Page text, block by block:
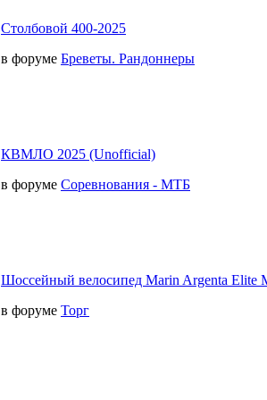
Столбовой 400-2025
в форуме Бреветы. Рандоннеры
КВМЛО 2025 (Unofficial)
в форуме Соревнования - МТБ
Шоссейный велосипед Marin Argenta Elite
в форуме Торг